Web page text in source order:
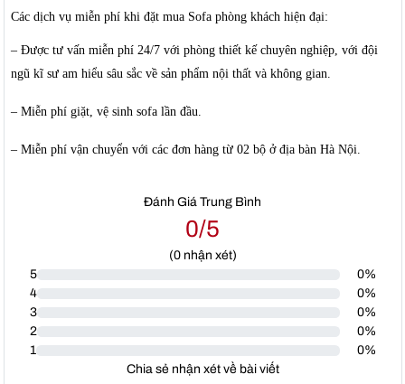
Các dịch vụ miễn phí khi đặt mua Sofa phòng khách hiện đại:
– Được tư vấn miễn phí 24/7 với phòng thiết kế chuyên nghiệp, với đội
ngũ kĩ sư am hiểu sâu sắc về sản phẩm nội thất và không gian.
– Miễn phí giặt, vệ sinh sofa lần đầu.
– Miễn phí vận chuyển với các đơn hàng từ 02 bộ ở địa bàn Hà Nội.
Đánh Giá Trung Bình
0/5
(0nhận xét)
5
0%
4
0%
3
0%
2
0%
1
0%
Chia sẻ nhận xét về bài viết